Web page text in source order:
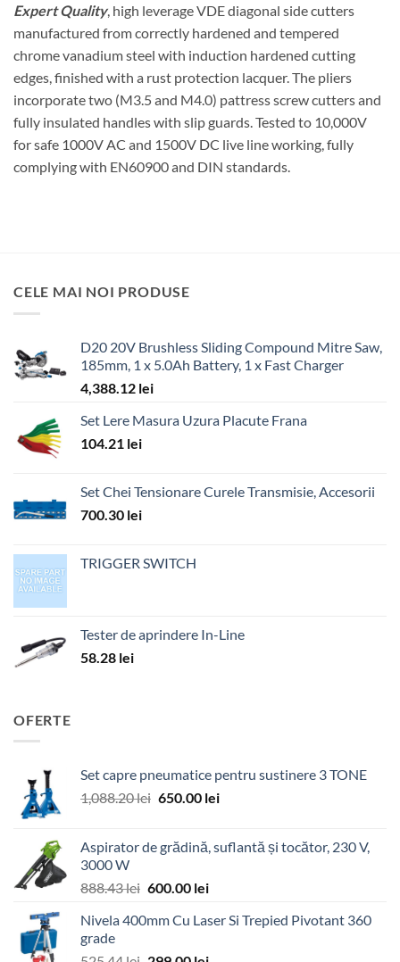
Expert Quality, high leverage VDE diagonal side cutters
manufactured from correctly hardened and tempered
chrome vanadium steel with induction hardened cutting
edges, finished with a rust protection lacquer. The pliers
incorporate two (M3.5 and M4.0) pattress screw cutters and
fully insulated handles with slip guards. Tested to 10,000V
for safe 1000V AC and 1500V DC live line working, fully
complying with EN60900 and DIN standards.
CELE MAI NOI PRODUSE
D20 20V Brushless Sliding Compound Mitre Saw,
185mm, 1 x 5.0Ah Battery, 1 x Fast Charger
4,388.12 lei
Set Lere Masura Uzura Placute Frana
104.21 lei
Set Chei Tensionare Curele Transmisie, Accesorii
700.30 lei
TRIGGER SWITCH
Tester de aprindere In-Line
58.28 lei
OFERTE
Set capre pneumatice pentru sustinere 3 TONE
1,088.20lei Prețul
fost:
650.00 leiPrețul
650.00 lei.
Aspirator de grădină, suflantă și tocător, 230 V,
3000 W
888.43lei Prețul
a
600.00 leiPrețul
este:
Nivela 400mm Cu Laser Si Trepied Pivotant 360
grade